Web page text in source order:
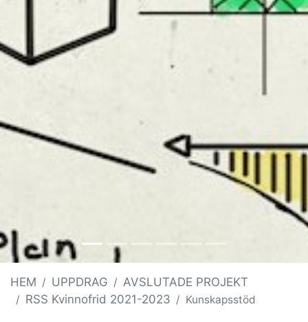
HEM UPPDRAG
AVSLUTADE PROJEKT
RSS Kvinnofrid 2021-2023
Kunskapsstöd